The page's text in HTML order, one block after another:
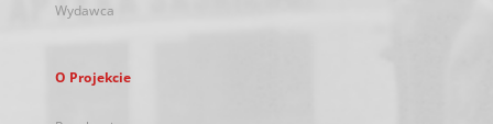
Wydawca
O Projekcie